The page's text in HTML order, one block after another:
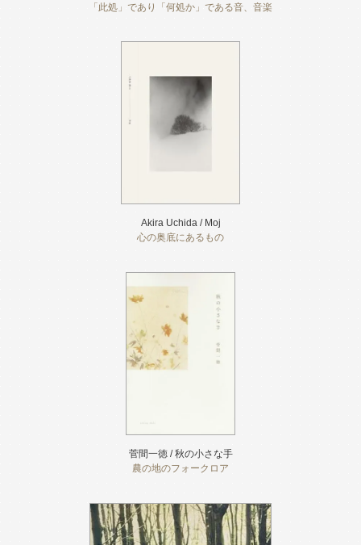
「此処」であり「何処か」である音、音楽
Akira Uchida / Moj
心の奥底にあるもの
菅間一徳 / 秋の小さな手
農の地のフォークロア